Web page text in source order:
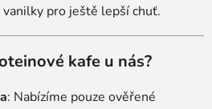
pro ještě lepší chuť.
kafe u nás?
: Nabízíme pouze ověřené